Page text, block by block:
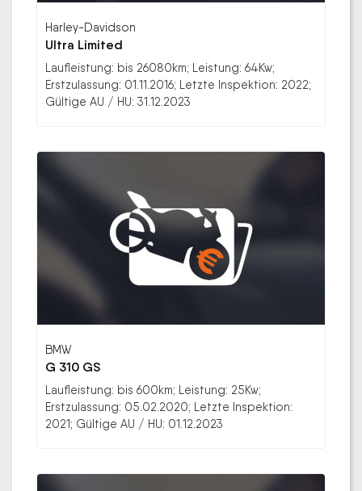
Harley-Davidson
Ultra Limited
Laufleistung: bis 26080km; Leistung: 64Kw;
Erstzulassung: 01.11.2016; Letzte Inspektion: 2022;
Gültige AU / HU: 31.12.2023
BMW
G 310 GS
Laufleistung: bis 600km; Leistung: 25Kw;
Erstzulassung: 05.02.2020; Letzte Inspektion:
2021; Gültige AU / HU: 01.12.2023